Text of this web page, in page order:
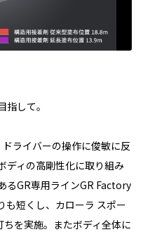
して。
ライバーの操作に俊敏に反
ディの高剛性化に取り組み
るGR専用ラインGR Factory
も短くし、カローラ スポー
を実施。またボディ全体に